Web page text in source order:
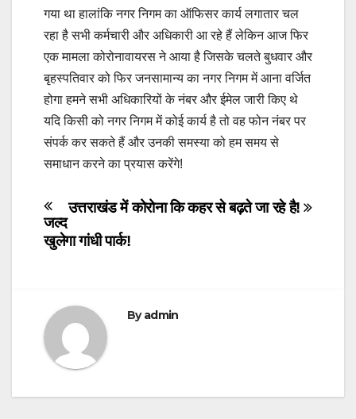
गया था हालांकि नगर निगम का ऑफिसर कार्य लगातार चल
रहा है सभी कर्मचारी और अधिकारी आ रहे हैं लेकिन आज फिर
एक मामला कोरोनावायरस ने आया है जिसके चलते बुधवार और
बृहस्पतिवार को फिर जनसामान्य का नगर निगम में आना वर्जित
होगा हमने सभी अधिकारियों के नंबर और ईमेल जारी किए थे
यदि किसी को नगर निगम में कोई कार्य है तो वह फोन नंबर पर
संपर्क कर सकते हैं और उनकी समस्या को हम समय से
समाधान करने का प्रयास करेंगे!
Post
navigation
उत्तराखंड में कोरोना कि कहर से बढ़ते जा रहे है!
जल्द
खुलेगा गांधी पार्क!
Byadmin